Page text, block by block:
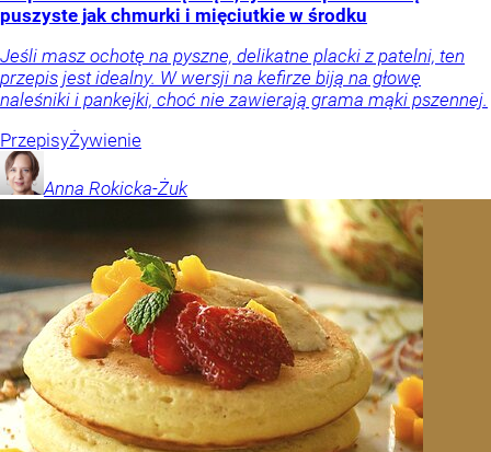
puszyste jak chmurki i mięciutkie w środku
Jeśli masz ochotę na pyszne, delikatne placki z patelni, ten
przepis jest idealny. W wersji na kefirze biją na głowę
naleśniki i pankejki, choć nie zawierają grama mąki pszennej.
PrzepisyŻywienie
Anna Rokicka-Żuk